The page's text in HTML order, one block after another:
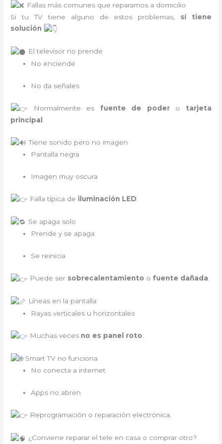
Fallas más comunes que reparamos a domicilio
Si tu TV tiene alguno de estos problemas, sí tiene
solución
El televisor no prende
No enciende
No da señales
Normalmente es fuente de podero tarjeta
principal
Tiene sonido pero no imagen
Pantalla negra
Imagen muy oscura
Falla típica de iluminación LED
Se apaga solo
Prende y se apaga
Se reinicia
Puede ser sobrecalentamiento o fuente dañada.
Líneas en la pantalla
Rayas verticales u horizontales
Muchas veces no es panel roto
Smart TV no funciona
No conecta a internet
Apps no abren
Reprogramación o reparación electrónica.
¿Conviene reparar el tele en casa o comprar otro?